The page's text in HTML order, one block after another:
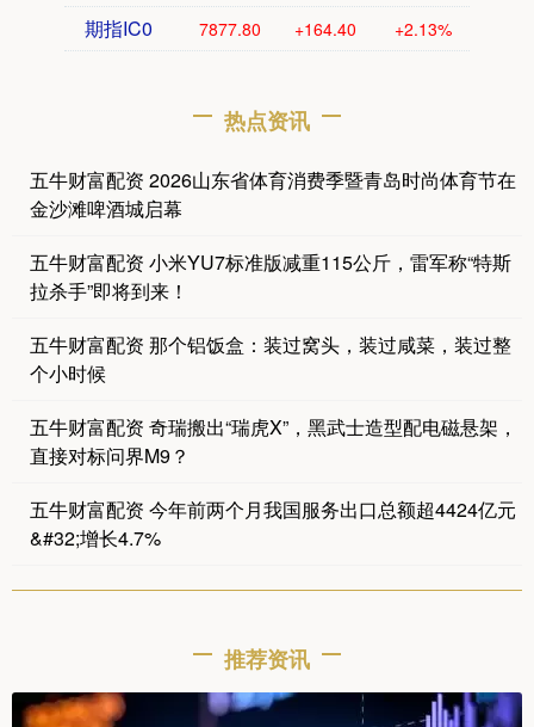
期指IC0 7877.80 +164.40 +2.13%
热点资讯
五牛财富配资 2026山东省体育消费季暨青岛时尚体育节在
金沙滩啤酒城启幕
五牛财富配资 小米YU7标准版减重115公斤，雷军称“特斯
拉杀手”即将到来！
五牛财富配资 那个铝饭盒：装过窝头，装过咸菜，装过整
个小时候
五牛财富配资 奇瑞搬出“瑞虎X”，黑武士造型配电磁悬架，
直接对标问界M9？
五牛财富配资 今年前两个月我国服务出口总额超4424亿元
&#32;增长4.7%
推荐资讯